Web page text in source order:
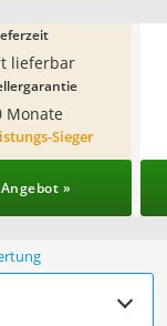
lieferbar
Monate
Sieger
»